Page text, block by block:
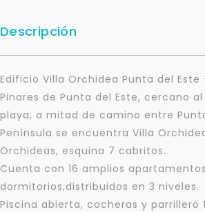
Descripción
Edificio Villa Orchidea Punta del Este
Pinares de Punta del Este, cercano
playa, a mitad de camino entre
Península se encuentra Villa
Orchideas, esquina 7 cabritos.
Cuenta con 16 amplios
dormitorios,distribuidos en 3 niveles.
Piscina abierta, cocheras y parrillero